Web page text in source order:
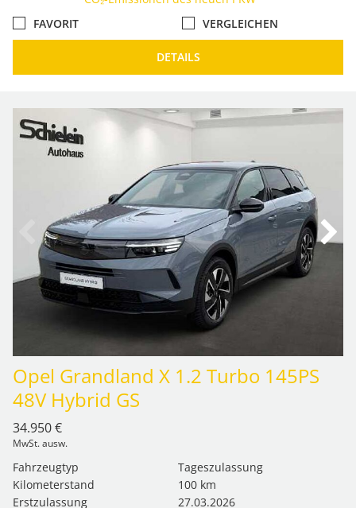
FAVORIT
VERGLEICHEN
DETAILS
Opel Grandland X 1.2 Turbo 145PS
48V Hybrid GS
34.950 €
MwSt. ausw.
Fahrzeugtyp
Tageszulassung
Kilometerstand
100 km
Erstzulassung
27.03.2026